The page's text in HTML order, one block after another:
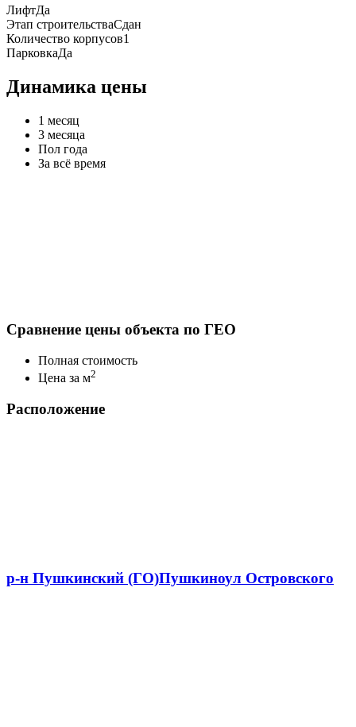
ЛифтДа
Этап строительстваСдан
Количество корпусов1
ПарковкаДа
Динамика цены
1 месяц
3 месяца
Пол года
За всё время
Сравнение цены объекта по ГЕО
Полная стоимость
Цена за м2
Расположение
р-н Пушкинский (ГО)Пушкиноул Островского